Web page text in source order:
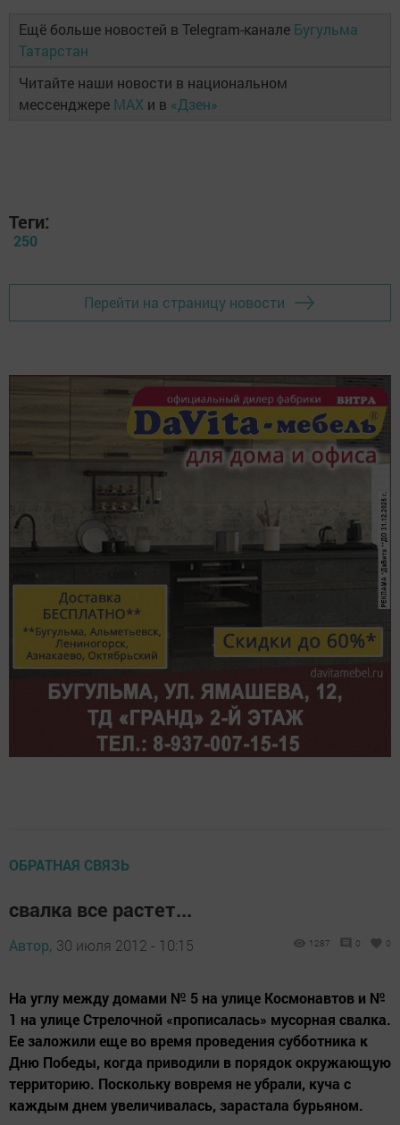
Ещё больше новостей в Telegram-канале Бугульма
Татарстан
Читайте наши новости в национальном
мессенджере MAX и в «Дзен»
Теги:
250
Перейти на страницу новости
ОБРАТНАЯ СВЯЗЬ
свалка все растет...
Автор, 30 июля 2012 - 10:15 1287 0 0
На углу между домами № 5 на улице Космонавтов и №
1 на улице Стрелочной «прописалась» мусорная свалка.
Ее заложили еще во время проведения субботника к
Дню Победы, когда приводили в порядок окружающую
территорию. Поскольку вовремя не убрали, куча с
каждым днем увеличивалась, зарастала бурьяном.